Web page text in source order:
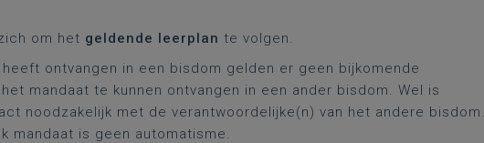
om het geldende leerplan te volgen.
ontvangen in een bisdom gelden er geen bijkomende
mandaat te kunnen ontvangen in een ander bisdom. Wel is
noodzakelijk met de verantwoordelijke(n) van het andere bisdom.
mandaat is geen automatisme.